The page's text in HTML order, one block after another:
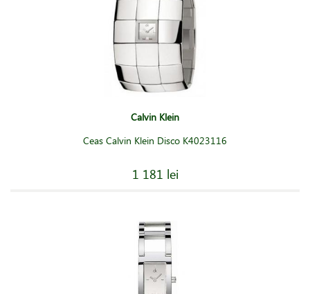
Calvin Klein
Ceas Calvin Klein Disco K4023116
1 181 lei